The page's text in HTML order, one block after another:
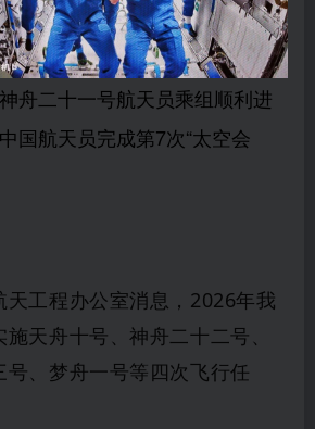
舟二十一号航天员乘组顺利进
国航天员完成第7次“太空会
天工程办公室消息，2026年我
天舟十号、神舟二十二号、
号、梦舟一号等四次飞行任